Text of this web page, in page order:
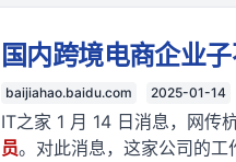
国内跨境电商企业
baijiahao.baidu.com 2025-01-14
IT之家 1 月 14 日消息，网传
员。对此消息，这家公司的